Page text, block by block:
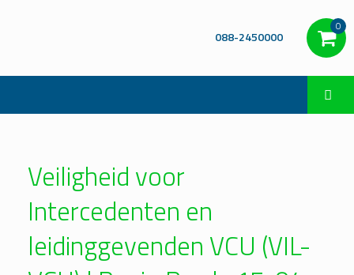
088-2450000
0
Veiligheid voor
Intercedenten en
leidinggevenden VCU (VIL-